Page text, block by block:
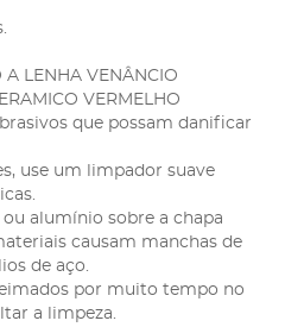
A LENHA VENÂNCIO
VERMELHO
que possam danificar
use um limpador suave
alumínio sobre a chapa
causam manchas de
de aço.
por muito tempo no
a limpeza.